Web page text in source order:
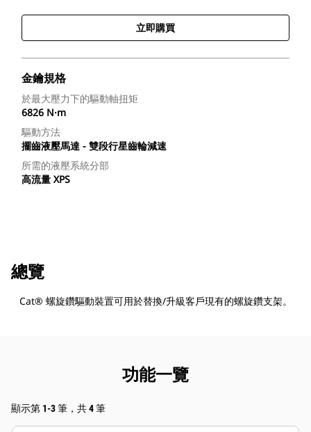
立即購買
金鑰規格
於最大壓力下的驅動軸扭矩
6826 N·m
驅動方法
擺齒液壓馬達 - 雙段行星齒輪減速
所需的液壓系統分部
高流量 XPS
總覽
Cat® 螺旋鑽驅動裝置可用於替換/升級客戶現有的螺旋鑽支架。
功能一覽
顯示第 1-3 筆，共 4 筆